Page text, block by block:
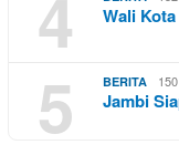
4 Wali
5 BERITA
Jambi